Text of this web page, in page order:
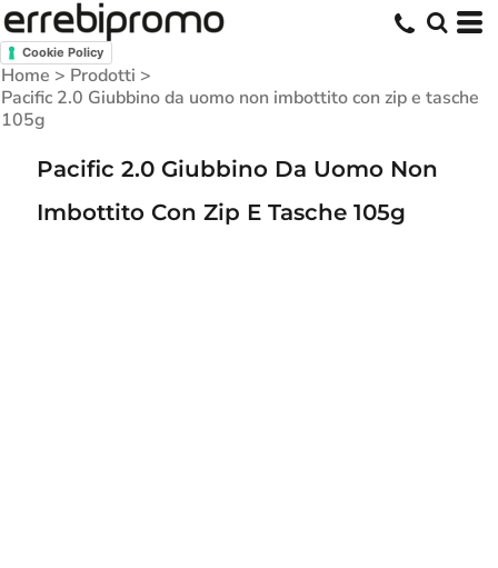
Cookie Policy
Home > Prodotti >
Pacific 2.0 Giubbino da uomo non imbottito con zip e tasche
105g
Pacific 2.0 Giubbino Da Uomo Non
Imbottito Con Zip E Tasche 105g